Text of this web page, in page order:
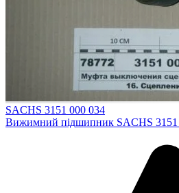
SACHS 3151 000 034
Вижимний підшипник SACHS 3151